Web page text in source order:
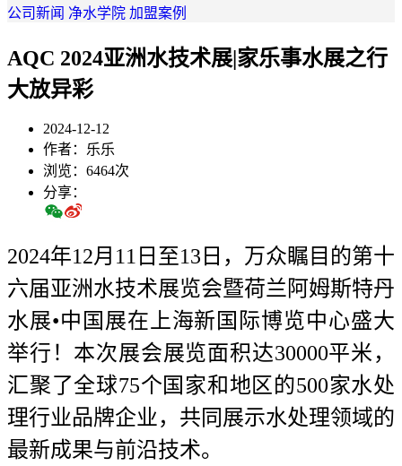
公司新闻 净水学院 加盟案例
AQC 2024亚洲水技术展|家乐事水展之行
大放异彩
2024-12-12
作者：乐乐
浏览：6464次
分享：
2024年12月11日至13日，万众瞩目的第十
六届亚洲水技术展览会暨荷兰阿姆斯特丹
水展•中国展在上海新国际博览中心盛大
举行！本次展会展览面积达30000平米，
汇聚了全球75个国家和地区的500家水处
理行业品牌企业，共同展示水处理领域的
最新成果与前沿技术。